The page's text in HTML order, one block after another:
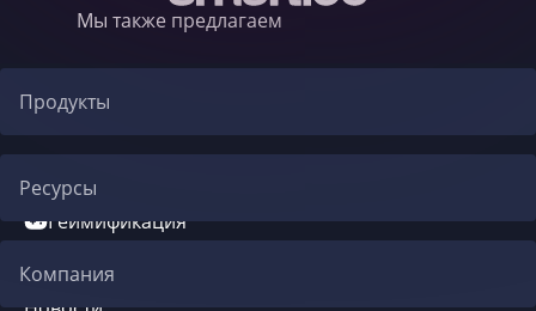
Мы также предлагаем
Продукты
Геймификация
Система бонусов
Ресурсы
Компания